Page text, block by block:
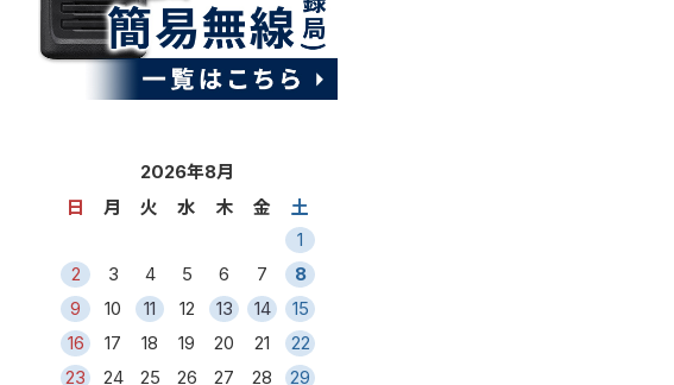
2026年8月
日
月 火 水 木 金
土
1
2
3 4 5 6 7
8
9
10 11 12 13 14
15
16
17 18 19 20 21
22
23
24 25 26 27 28 29